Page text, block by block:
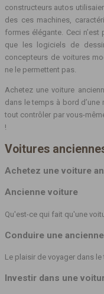
constructeurs autos
des ces machines,
formes élégante. Ceci
que les logiciels de
concepteurs de voitures
ne le permettent pas.
Achetez une voiture
dans le temps à bord d’une
tout contrôler par vous-
!
Voitures
Achetez une voiture
Ancienne voiture
Qu'est-ce qui fait qu'une
Conduire une ancienne
Le plaisir de voyager dans
Investir dans une